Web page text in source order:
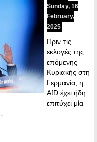
Sunday, 16
February,
2025
Πριν τις
εκλογές της
επόμενης
Κυριακής στη
Γερμανία, η
AfD έχει ήδη
επιτύχει μία